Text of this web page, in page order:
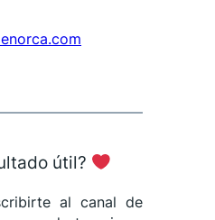
útil?
al canal de